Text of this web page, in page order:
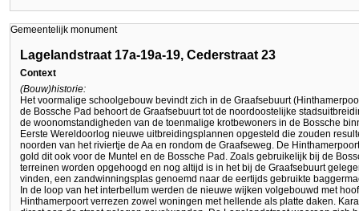
Gemeentelijk monument
Lagelandstraat 17a-19a-19, Cederstraat 23
Context
(Bouw)historie:
Het voormalige schoolgebouw bevindt zich in de Graafsebuurt
de Bossche Pad behoort de Graafsebuurt tot de noordoostelijke
de woonomstandigheden van de toenmalige krotbewoners in de Bossche
Eerste Wereldoorlog nieuwe uitbreidingsplannen opgesteld die zouden
noorden van het riviertje de Aa en rondom de Graafseweg. De
gold dit ook voor de Muntel en de Bossche Pad. Zoals gebruikelijk bij de
terreinen worden opgehoogd en nog altijd is in het bij de Graafsebuurt
vinden, een zandwinningsplas genoemd naar de eertijds gebruikte
In de loop van het interbellum werden de nieuwe wijken volgebouwd met
Hinthamerpoort verrezen zowel woningen met hellende als platte daken.